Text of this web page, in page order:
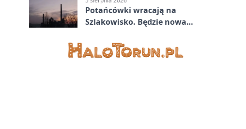
Potańcówki wracają na
Szlakowisko. Będzie nowa